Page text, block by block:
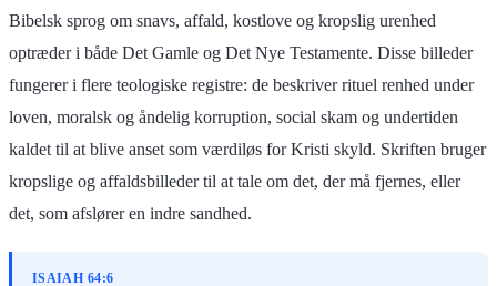
Bibelsk sprog om snavs, affald, kostlove og kropslig urenhed
optræder i både Det Gamle og Det Nye Testamente. Disse billeder
fungerer i flere teologiske registre: de beskriver rituel renhed under
loven, moralsk og åndelig korruption, social skam og undertiden
kaldet til at blive anset som værdiløs for Kristi skyld. Skriften bruger
kropslige og affaldsbilleder til at tale om det, der må fjernes, eller
det, som afslører en indre sandhed.
ISAIAH 64:6